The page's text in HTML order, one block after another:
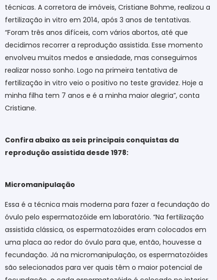
técnicas. A corretora de imóveis, Cristiane Bohme, realizou a
fertilização in vitro em 2014, após 3 anos de tentativas.
“Foram três anos difíceis, com vários abortos, até que
decidimos recorrer a reprodução assistida. Esse momento
envolveu muitos medos e ansiedade, mas conseguimos
realizar nosso sonho. Logo na primeira tentativa de
fertilização in vitro veio o positivo no teste gravidez. Hoje a
minha filha tem 7 anos e é a minha maior alegria”, conta
Cristiane.
Confira abaixo as seis principais conquistas da
reprodução assistida desde 1978:
Micromanipulação
Essa é a técnica mais moderna para fazer a fecundação do
óvulo pelo espermatozóide em laboratório. “Na fertilização
assistida clássica, os espermatozóides eram colocados em
uma placa ao redor do óvulo para que, então, houvesse a
fecundação. Já na micromanipulação, os espermatozóides
são selecionados para ver quais têm o maior potencial de